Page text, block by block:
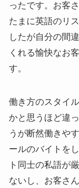
ったです。お客
たまに英語のリ
したが自分の間
くれる愉快なお
す。
働き方のスタイ
かと思うほど違
うが断然働きや
ールのバイトを
ト同士の私語が
ないし、お客さ